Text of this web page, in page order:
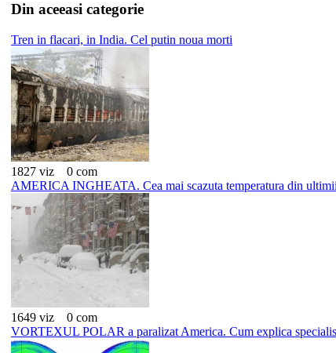
Din aceeasi categorie
Tren in flacari, in India. Cel putin noua morti
1827 viz
0 com
AMERICA INGHEATA. Cea mai scazuta temperatura din
1649 viz
0 com
VORTEXUL POLAR a paralizat America. Cum explica